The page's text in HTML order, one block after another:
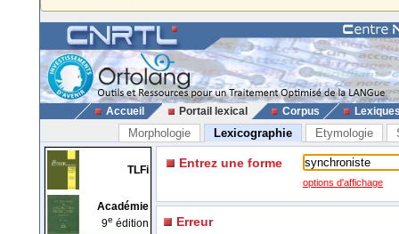
Accueil Portail lexical Corpus
Morphologie Lexicographie Etymologie
TLFi
Académie
9e édition
Entrez une forme
options d'affichage
Erreur